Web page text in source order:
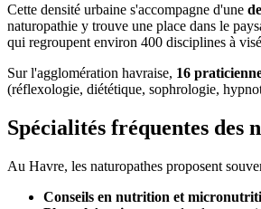
Cette densité urbaine s'accompagne d'une
naturopathie y trouve une place dans le
qui regroupent environ 400 disciplines à
Sur l'agglomération havraise, 16
(réflexologie, diététique, sophrologie,
Spécialités fréquentes des
Au Havre, les naturopathes proposent
Conseils en nutrition et